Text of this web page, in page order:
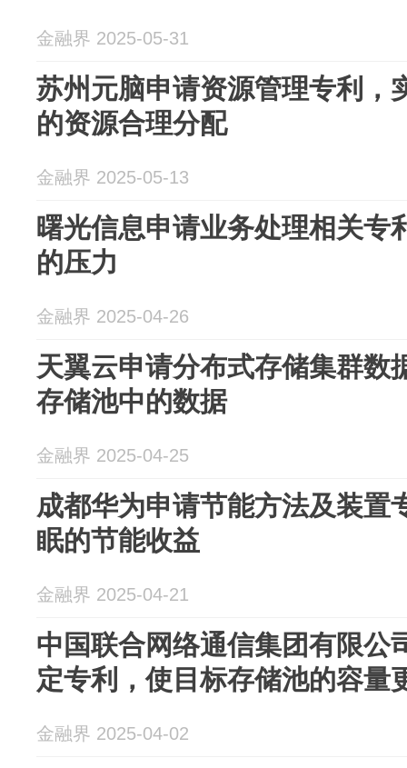
金融界 2025-05-31
苏州元脑申请资源管理专利，
的资源合理分配
金融界 2025-05-13
曙光信息申请业务处理相关专
的压力
金融界 2025-04-26
天翼云申请分布式存储集群数
存储池中的数据
金融界 2025-04-25
成都华为申请节能方法及装置
眠的节能收益
金融界 2025-04-21
中国联合网络通信集团有限公
定专利，使目标存储池的容量
金融界 2025-04-02